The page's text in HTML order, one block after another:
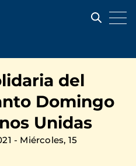
del
Domingo
Unidas
- Miércoles, 15